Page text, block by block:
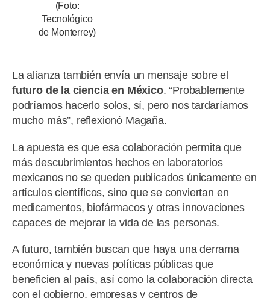
(Foto:
Tecnológico
de Monterrey)
La alianza también envía un mensaje sobre el
futuro de la ciencia en México. “Probablemente
podríamos hacerlo solos, sí, pero nos tardaríamos
mucho más”, reflexionó Magaña.
La apuesta es que esa colaboración permita que
más descubrimientos hechos en laboratorios
mexicanos no se queden publicados únicamente en
artículos científicos, sino que se conviertan en
medicamentos, biofármacos y otras innovaciones
capaces de mejorar la vida de las personas.
A futuro, también buscan que haya una derrama
económica y nuevas políticas públicas que
beneficien al país, así como la colaboración directa
con el gobierno, empresas y centros de